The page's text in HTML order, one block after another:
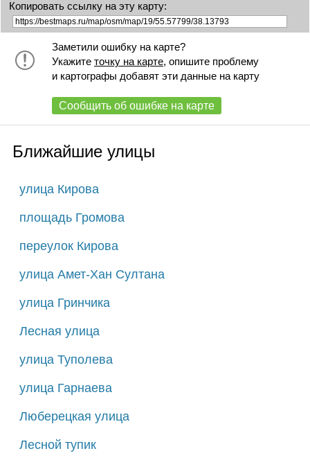
Копировать ссылку на эту карту:
Заметили ошибку на карте?
Укажите точку на карте, опишите проблему
и картографы добавят эти данные на карту
Сообщить об ошибке на карте
Ближайшие улицы
улица Кирова
площадь Громова
переулок Кирова
улица Амет-Хан Султана
улица Гринчика
Лесная улица
улица Туполева
улица Гарнаева
Люберецкая улица
Лесной тупик